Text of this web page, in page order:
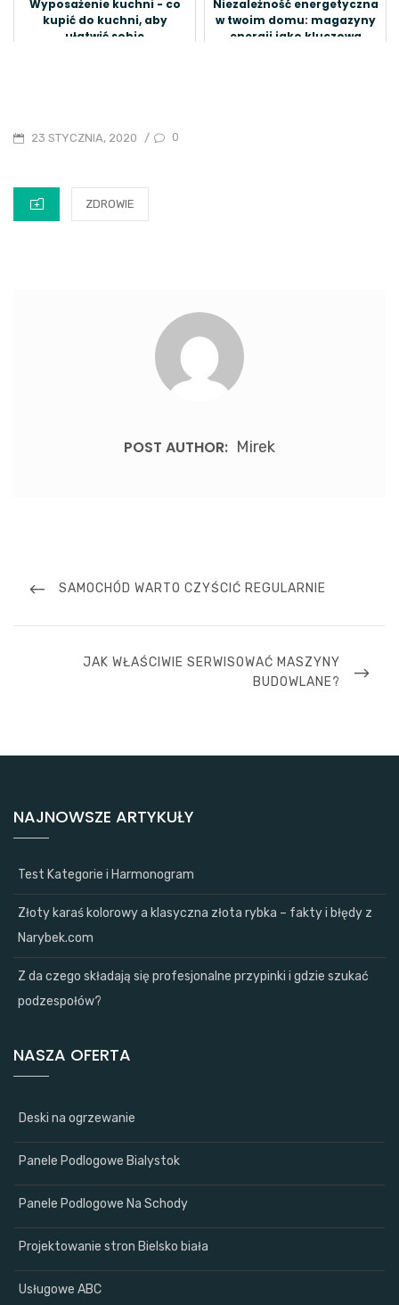
Wyposażenie kuchni - co
kupić do kuchni, aby
ułatwić sobie
Niezależność energetyczna
w twoim domu: magazyny
energii jako kluczowa
POSTED
23 STYCZNIA, 2020 / 0
CATEGORIES
ZDROWIE
POST AUTHOR: Mirek
wpisuPREVIOUS
SAMOCHÓD WARTO CZYŚCIĆ REGULARNIE
NEXT
JAK WŁAŚCIWIE SERWISOWAĆ MASZYNY
BUDOWLANE?
NAJNOWSZE ARTYKUŁY
Test Kategorie i Harmonogram
Złoty karaś kolorowy a klasyczna złota rybka – fakty i błędy z
Narybek.com
Z da czego składają się profesjonalne przypinki i gdzie szukać
podzespołów?
NASZA OFERTA
Deski na ogrzewanie
Panele Podlogowe Bialystok
Panele Podlogowe Na Schody
Projektowanie stron Bielsko biała
Usługowe ABC